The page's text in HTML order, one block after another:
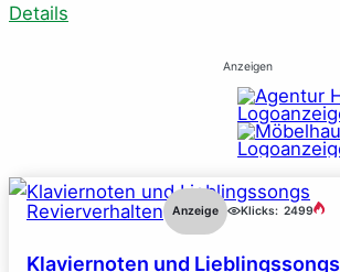
Details
Anzeigen
Revierverhalten Anzeige Klicks: 2499
Klaviernoten und Lieblingssongs